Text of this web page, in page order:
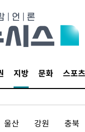
지방 문화 스포츠
울산 강원 충북